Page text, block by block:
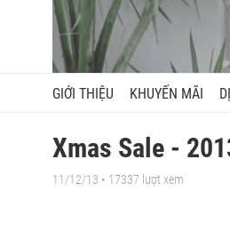
GIỚI THIỆU KHUYẾN MÃI
Xmas Sale -
11/12/13 • 17337 lượt xem